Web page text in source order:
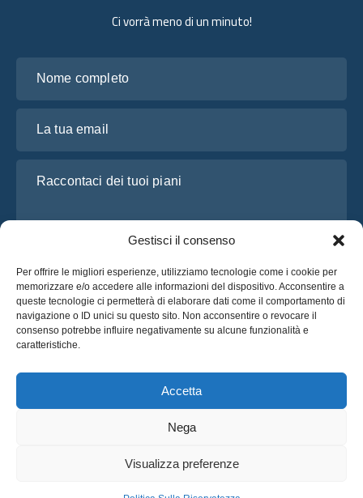
Gestisci il consenso
Per offrire le migliori esperienze, utilizziamo tecnologie come i cookie per
memorizzare e/o accedere alle informazioni del dispositivo. Acconsentire a
queste tecnologie ci permetterà di elaborare dati come il comportamento di
navigazione o ID unici su questo sito. Non acconsentire o revocare il
consenso potrebbe influire negativamente su alcune funzionalità e
caratteristiche.
Accetta
Nega
Visualizza preferenze
© 2025 OsaBus © Tutti i Diritti Riservati.
Ci vorrà meno di un minuto!
Ho letto e accetto l’Informativa sulla privacydi OsaBus
Richiedi un preventivo
Richiedi un preventivo